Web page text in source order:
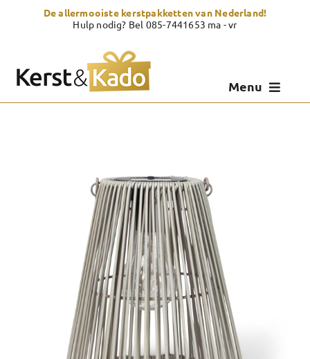
De allermooiste kerstpakketten van Nederland!
Hulp nodig? Bel 085-7441653 ma - vr
Menu
Zelf samenstellen
Over Kerst & Kado